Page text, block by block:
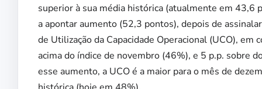
superior à sua média histórica (atualmente em 43,6
a apontar aumento (52,3 pontos), depois de
de Utilização da Capacidade Operacional (UCO),
acima do índice de novembro (46%), e 5 p.p. sobre
esse aumento, a UCO é a maior para o mês de